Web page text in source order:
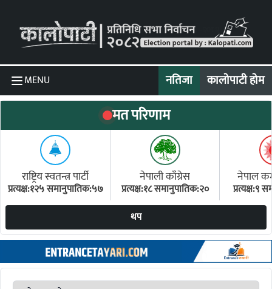
MENU नतिजा कालोपाटी होम
मत परिणाम
राष्ट्रिय स्वतन्त्र पार्टी
प्रत्यक्ष:१२५ समानुपातिक:५७
नेपाली काँग्रेस
प्रत्यक्ष:१८ समानुपातिक:२०
नेपाल
प्रत्यक्ष:९
थप